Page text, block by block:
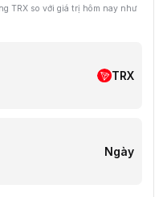
TRX so với giá trị hôm nay như
TRX
Ngày